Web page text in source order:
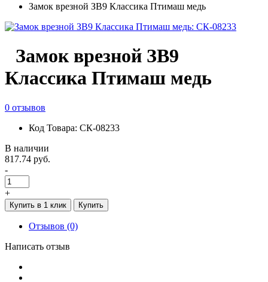
Замок врезной ЗВ9 Классика Птимаш медь
Замок врезной ЗВ9
Классика Птимаш медь
0 отзывов
Код Товара: СК-08233
В наличии
817.74 руб.
-
+
Купить в 1 клик Купить
Отзывов (0)
Написать отзыв